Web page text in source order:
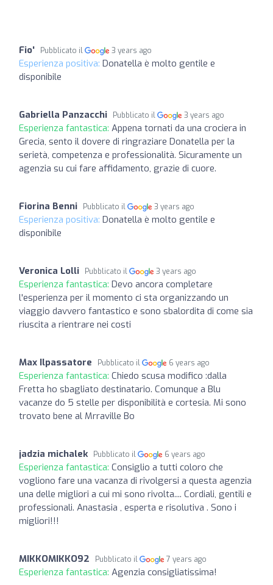
Fio' Pubblicato il 3 years ago
Esperienza positiva: Donatella è molto gentile e
disponibile
Gabriella Panzacchi Pubblicato il 3 years ago
Esperienza fantastica: Appena tornati da una crociera in
Grecia, sento il dovere di ringraziare Donatella per la
serietà, competenza e professionalità. Sicuramente un
agenzia su cui fare affidamento, grazie di cuore.
Fiorina Benni Pubblicato il 3 years ago
Esperienza positiva: Donatella è molto gentile e
disponibile
Veronica Lolli Pubblicato il 3 years ago
Esperienza fantastica: Devo ancora completare
l'esperienza per il momento ci sta organizzando un
viaggio davvero fantastico e sono sbalordita di come sia
riuscita a rientrare nei costi
Max Ilpassatore Pubblicato il 6 years ago
Esperienza fantastica: Chiedo scusa modifico :dalla
Fretta ho sbagliato destinatario. Comunque a Blu
vacanze do 5 stelle per disponibilità e cortesia. Mi sono
trovato bene al Mrraville Bo
jadzia michalek Pubblicato il 6 years ago
Esperienza fantastica: Consiglio a tutti coloro che
vogliono fare una vacanza di rivolgersi a questa agenzia
una delle migliori a cui mi sono rivolta.... Cordiali, gentili e
professionali. Anastasia , esperta e risolutiva . Sono i
migliori!!!
MIKKOMIKKO92 Pubblicato il 7 years ago
Esperienza fantastica: Agenzia consigliatissima!